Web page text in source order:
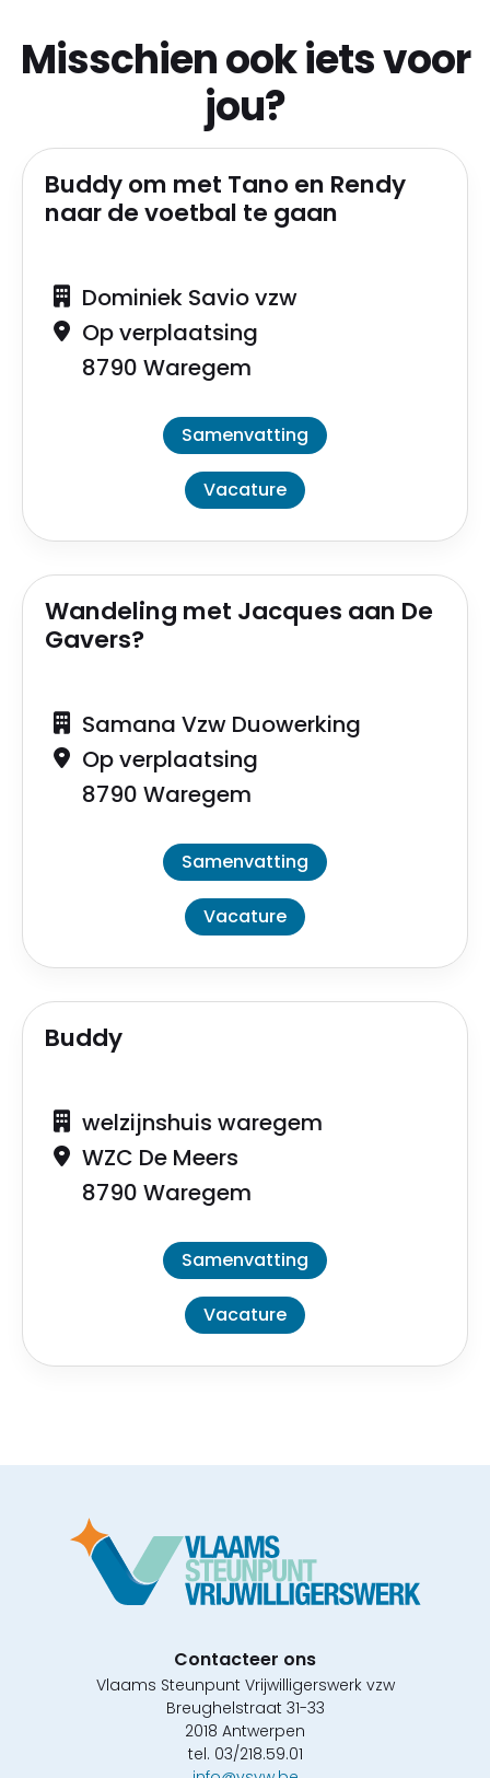
Misschien ook iets voor
jou?
Buddy om met Tano en Rendy
naar de voetbal te gaan
Dominiek Savio vzw
Op verplaatsing
8790 Waregem
Samenvatting
Vacature
Wandeling met Jacques aan De
Gavers?
Samana Vzw Duowerking
Op verplaatsing
8790 Waregem
Samenvatting
Vacature
Buddy
welzijnshuis waregem
WZC De Meers
8790 Waregem
Samenvatting
Vacature
Contacteer ons
Vlaams Steunpunt Vrijwilligerswerk vzw
Breughelstraat 31-33
2018 Antwerpen
tel. 03/218.59.01